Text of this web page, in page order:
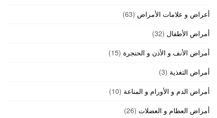
أعراض و علامات الأمراض (63)
أمراض الأطفال (32)
أمراض الأنف و الأذن و الحنجرة (15)
أمراض التغذية (3)
أمراض الدم و الأورام و المناعة (10)
أمراض العظام و العضلات (26)